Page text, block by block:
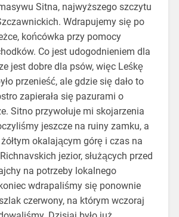
Sitna, najwyższego szczytu
Wdrapujemy się po
końcówka przy pomocy
Co jest udogodnieniem dla
jest dobre dla psów, więc Leśkę
przenieść, ale gdzie się dało to
zapierała się pazurami o
Sitno przywołuje mi skojarzenia
jeszcze na ruiny zamku, a
okalającym górę i czas na
jezior, służących przed
na potrzeby lokalnego
wdrapaliśmy się ponownie
czerwony, na którym wczoraj